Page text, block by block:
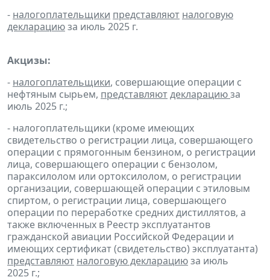
- налогоплательщики представляют налоговую
декларациюза июль 2025 г.
Акцизы:
- налогоплательщики, совершающие операции с
нефтяным сырьем, представляютдекларациюза
июль 2025 г.;
- налогоплательщики (кроме имеющих
свидетельство о регистрации лица, совершающего
операции с прямогонным бензином, о регистрации
лица, совершающего операции с бензолом,
параксилолом или ортоксилолом, о регистрации
организации, совершающей операции с этиловым
спиртом, о регистрации лица, совершающего
операции по переработке средних дистиллятов, а
также включенных в Реестр эксплуатантов
гражданской авиации Российской Федерации и
имеющих сертификат (свидетельство) эксплуатанта)
представляют налоговую декларациюза июль
2025 г.;